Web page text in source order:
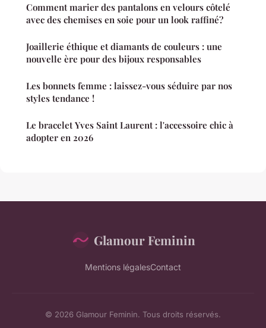
Comment marier des pantalons en velours côtelé
avec des chemises en soie pour un look raffiné?
Joaillerie éthique et diamants de couleurs : une
nouvelle ère pour des bijoux responsables
Les bonnets femme : laissez-vous séduire par nos
styles tendance !
Le bracelet Yves Saint Laurent : l'accessoire chic à
adopter en 2026
Glamour Feminin
Mentions légalesContact
© 2026 Glamour Feminin. Tous droits réservés.